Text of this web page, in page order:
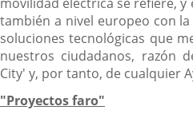
también a nivel europeo con
soluciones tecnológicas que
nuestros ciudadanos, razón
City' y, por tanto, de cualquier
"Proyectos faro"